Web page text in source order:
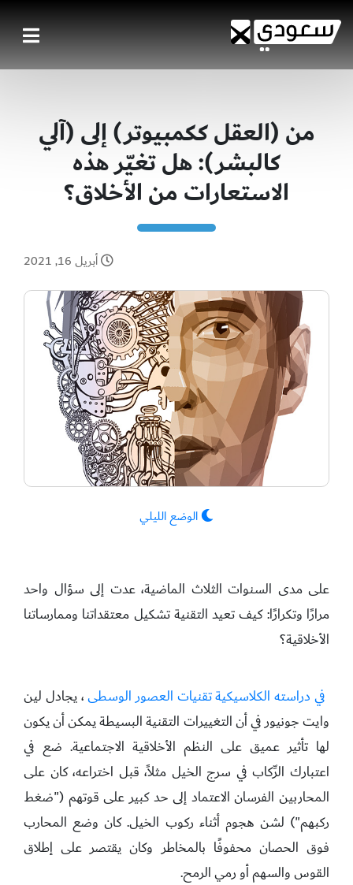
من (العقل ككمبيوتر) إلى (آلي
كالبشر): هل تغيّر هذه
الاستعارات من الأخلاق؟
أبريل 16, 2021
الوضع الليلي
على مدى السنوات الثلاث الماضية، عدت إلى سؤال واحد
مرارًا وتكرارًا: كيف تعيد التقنية تشكيل معتقداتنا وممارساتنا
الأخلاقية؟
في دراسته الكلاسيكية تقنيات العصور الوسطى، يجادل لين
وايت جونيور في أن التغييرات التقنية البسيطة يمكن أن يكون
لها تأثير عميق على النظم الأخلاقية الاجتماعية. ضع في
اعتبارك الرِّكاب في سرج الخيل مثلاً، قبل اختراعه، كان على
المحاربين الفرسان الاعتماد إلى حد كبير على قوتهم ("ضغط
ركبهم") لشن هجوم أثناء ركوب الخيل. كان وضع المحارب
فوق الحصان محفوفًا بالمخاطر وكان يقتصر على إطلاق
القوس والسهم أو رمي الرمح.